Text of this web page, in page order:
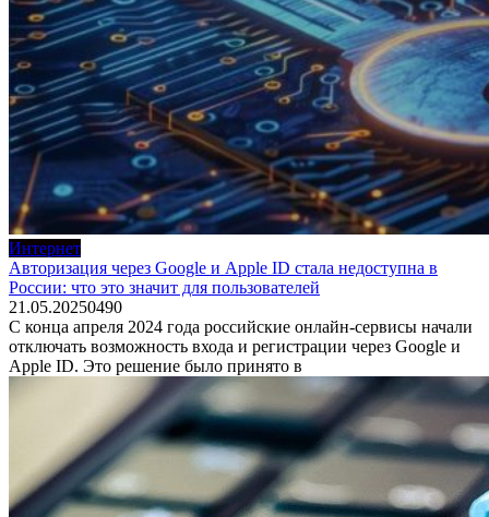
Интернет
Авторизация через Google и Apple ID стала недоступна в
России: что это значит для пользователей
21.05.20250490
С конца апреля 2024 года российские онлайн-сервисы начали
отключать возможность входа и регистрации через Google и
Apple ID. Это решение было принято в